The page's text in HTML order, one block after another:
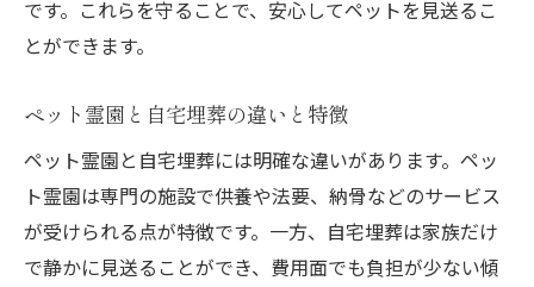
です。これらを守ることで、安心してペットを見送るこ
とができます。
ペット霊園と自宅埋葬の違いと特徴
ペット霊園と自宅埋葬には明確な違いがあります。ペッ
ト霊園は専門の施設で供養や法要、納骨などのサービス
が受けられる点が特徴です。一方、自宅埋葬は家族だけ
で静かに見送ることができ、費用面でも負担が少ない傾